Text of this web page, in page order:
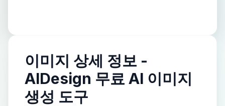
이미지 상세 정보 -
AIDesign 무료 AI 이미지
생성 도구